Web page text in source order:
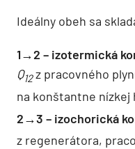
Ideálny obeh sa
1→2 – izotermická
Q12z pracovného
na konštantne nízkej
2→3 – izochorická
z regenerátora,